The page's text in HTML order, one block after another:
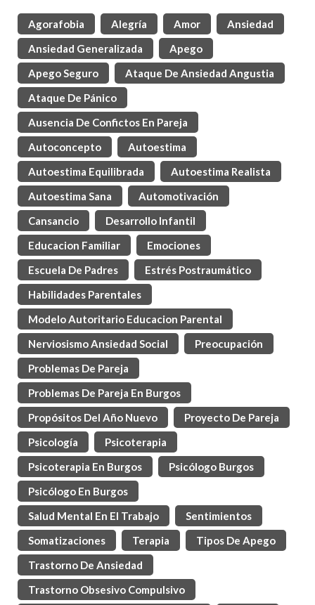
Agorafobia Alegría Amor
Ansiedad
Ansiedad Generalizada
Apego
Apego Seguro
Ataque De Ansiedad Angustia
Ataque De Pánico
Ausencia De Confictos En Pareja
Autoconcepto
Autoestima
Autoestima Equilibrada
Autoestima Realista
Autoestima Sana
Automotivación
Cansancio
Desarrollo Infantil
Educacion Familiar
Emociones
Escuela De Padres
Estrés Postraumático
Habilidades Parentales
Modelo Autoritario Educacion Parental
Nerviosismo Ansiedad Social
Preocupación
Problemas De Pareja
Problemas De Pareja En Burgos
Propósitos Del Año Nuevo
Proyecto De Pareja
Psicología
Psicoterapia
Psicoterapia En Burgos
Psicólogo Burgos
Psicólogo En Burgos
Salud Mental En El Trabajo
Sentimientos
Somatizaciones
Terapia
Tipos De Apego
Trastorno De Ansiedad
Trastorno Obsesivo Compulsivo